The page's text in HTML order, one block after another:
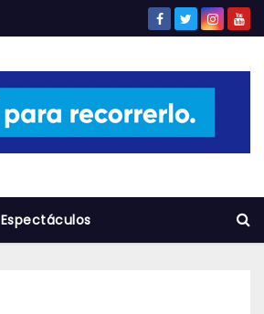
Espectáculos